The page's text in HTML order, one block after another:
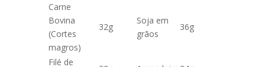
Carne
Bovina
(Cortes
magros)
32g
Soja em
grãos
36g
Filé de